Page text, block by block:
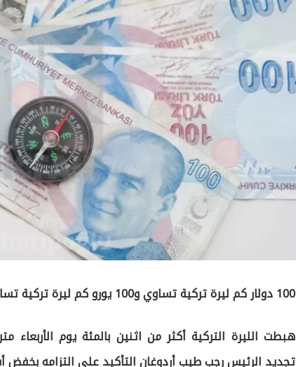
100 دولار كم ليرة تركية تساوي و100 يورو كم ليرة تركية تساوي اليوم
هبطت الليرة التركية أكثر من اثنين بالمئة يوم
تجديد الرئيس رجب طيب أردوغان التأكيد على التزامه بخفض